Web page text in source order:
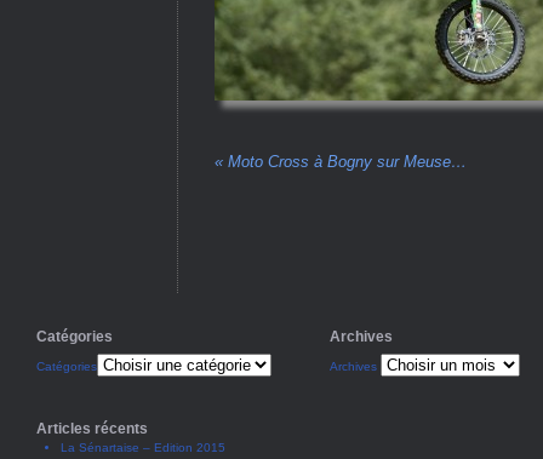
« Moto Cross à Bogny sur Meuse…
Catégories
Catégories
Articles récents
La Sénartaise – Edition 2015
Archives
Archives